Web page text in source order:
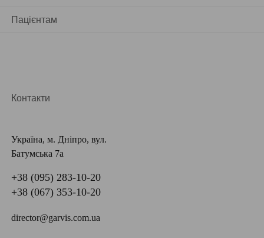
Пацієнтам
Контакти
Україна, м. Дніпро, вул.
Батумська 7а
+38 (095) 283-10-20
+38 (067) 353-10-20
director@garvis.com.ua